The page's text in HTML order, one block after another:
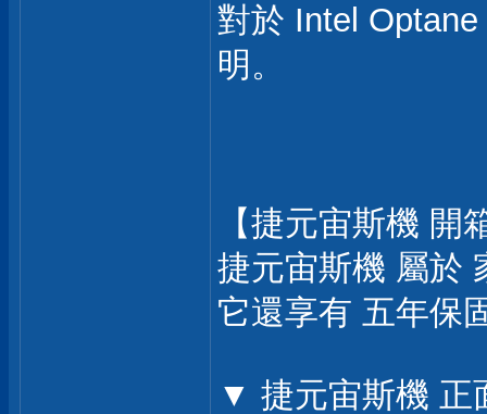
對於 Intel
明。
【捷元宙斯機 開
捷元宙斯機 屬於
它還享有 五年保
▼ 捷元宙斯機 正